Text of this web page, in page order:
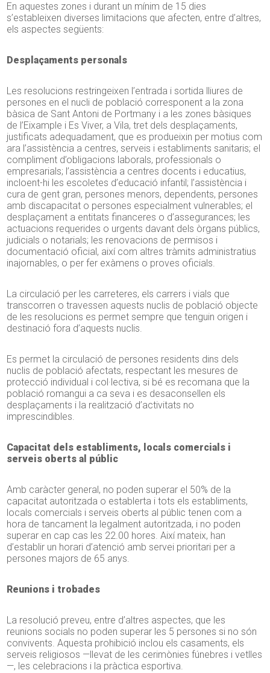
En aquestes zones i durant un mínim de 15 dies
s’estableixen diverses limitacions que afecten, entre d’altres,
els aspectes següents:
Desplaçaments personals
Les resolucions restringeixen l’entrada i sortida lliures de
persones en el nucli de població corresponent a la zona
bàsica de Sant Antoni de Portmany i a les zones bàsiques
de l’Eixample i Es Viver, a Vila, tret dels desplaçaments,
justificats adequadament, que es produeixin per motius com
ara l’assistència a centres, serveis i establiments sanitaris; el
compliment d’obligacions laborals, professionals o
empresarials; l’assistència a centres docents i educatius,
incloent-hi les escoletes d’educació infantil; l’assistència i
cura de gent gran, persones menors, dependents, persones
amb discapacitat o persones especialment vulnerables; el
desplaçament a entitats financeres o d’assegurances; les
actuacions requerides o urgents davant dels òrgans públics,
judicials o notarials; les renovacions de permisos i
documentació oficial, així com altres tràmits administratius
inajornables, o per fer exàmens o proves oficials.
La circulació per les carreteres, els carrers i vials que
transcorren o travessen aquests nuclis de població objecte
de les resolucions es permet sempre que tenguin origen i
destinació fora d’aquests nuclis.
Es permet la circulació de persones residents dins dels
nuclis de població afectats, respectant les mesures de
protecció individual i col·lectiva, si bé es recomana que la
població romangui a ca seva i es desaconsellen els
desplaçaments i la realització d’activitats no
imprescindibles.
Capacitat dels establiments, locals comercials i
serveis oberts al públic
Amb caràcter general, no poden superar el 50% de la
capacitat autoritzada o establerta i tots els establiments,
locals comercials i serveis oberts al públic tenen com a
hora de tancament la legalment autoritzada, i no poden
superar en cap cas les 22.00 hores. Així mateix, han
d’establir un horari d’atenció amb servei prioritari per a
persones majors de 65 anys.
Reunions i trobades
La resolució preveu, entre d’altres aspectes, que les
reunions socials no poden superar les 5 persones si no són
convivents. Aquesta prohibició inclou els casaments, els
serveis religiosos —llevat de les cerimònies fúnebres i vetlles
—, les celebracions i la pràctica esportiva.